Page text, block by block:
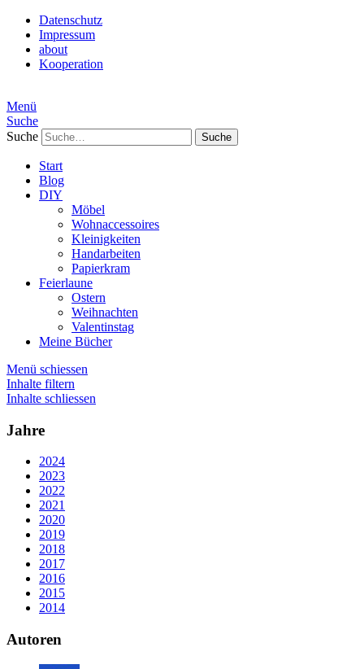
Datenschutz
Impressum
about
Kooperation
Menü
Suche
Suche
Start
Blog
DIY
Möbel
Wohnaccessoires
Kleinigkeiten
Handarbeiten
Papierkram
Feierlaune
Ostern
Weihnachten
Valentinstag
Meine Bücher
Menü schiessen
Inhalte filtern
Inhalte schliessen
Jahre
2024
2023
2022
2021
2020
2019
2018
2017
2016
2015
2014
Autoren